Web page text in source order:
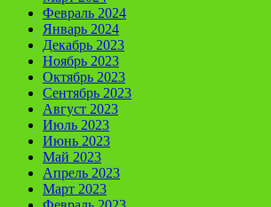
Февраль 2024
Январь 2024
Декабрь 2023
Ноябрь 2023
Октябрь 2023
Сентябрь 2023
Август 2023
Июль 2023
Июнь 2023
Май 2023
Апрель 2023
Март 2023